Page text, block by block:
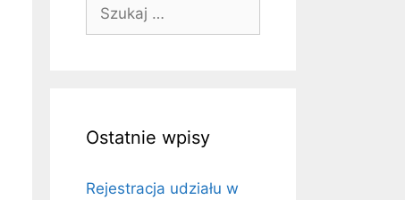
Ostatnie wpisy
Rejestracja udziału w